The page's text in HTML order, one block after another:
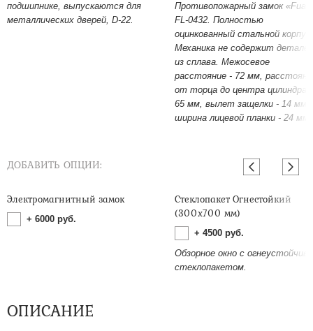
подшипнике, выпускаются для
металлических дверей, D-22.
Противопожарный замок
FL-0432. Полностью
оцинкованный стальной корпус.
Механика не содержит деталей
из сплава. Межосевое
расстояние - 72 мм,
от торца до центра цилиндра -
65 мм, вылет защелки - 14 мм,
ширина лицевой планки - 24 мм.
ДОБАВИТЬ ОПЦИИ:
Электромагнитный замок
+ 6000 руб.
Стеклопакет Огнестойкий
(300х700 мм)
+ 4500 руб.
Обзорное окно с
стеклопакетом.
ОПИСАНИЕ